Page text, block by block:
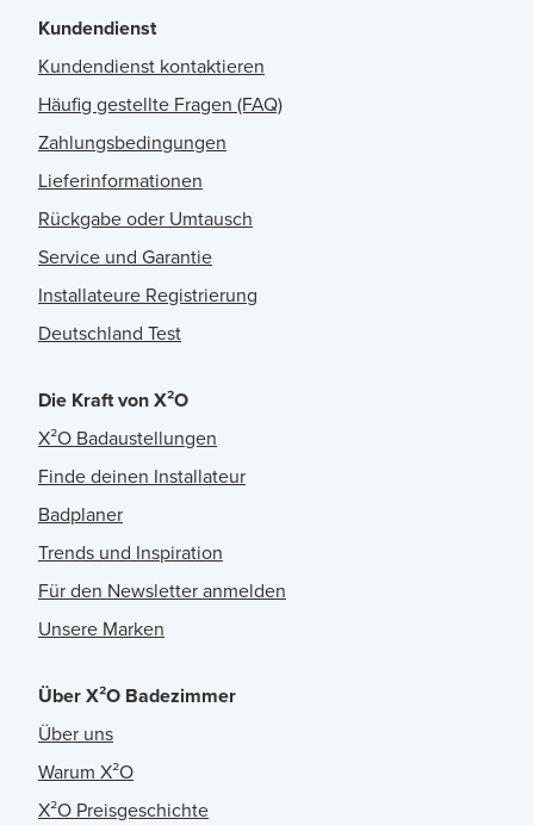
Kundendienst
Kundendienst kontaktieren
Häufig gestellte Fragen (FAQ)
Zahlungsbedingungen
Lieferinformationen
Rückgabe oder Umtausch
Service und Garantie
Installateure Registrierung
Deutschland Test
Die Kraft von X²O
X²O Badaustellungen
Finde deinen Installateur
Badplaner
Trends und Inspiration
Für den Newsletter anmelden
Unsere Marken
Über X²O Badezimmer
Über uns
Warum X²O
X²O Preisgeschichte